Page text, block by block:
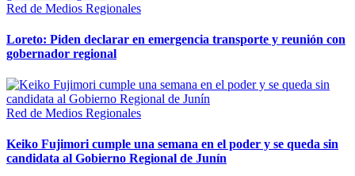
Red de Medios Regionales
Loreto: Piden declarar en emergencia transporte y reunión con
gobernador regional
Red de Medios Regionales
Keiko Fujimori cumple una semana en el poder y se queda sin
candidata al Gobierno Regional de Junín